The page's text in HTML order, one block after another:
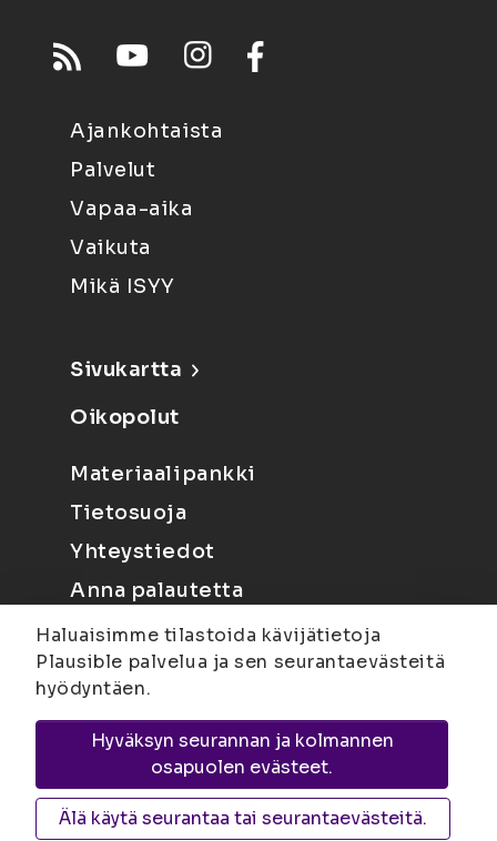
Ajankohtaista
Palvelut
Vapaa-aika
Vaikuta
Mikä ISYY
Sivukartta
Oikopolut
Materiaalipankki
Tietosuoja
Yhteystiedot
Anna palautetta
Joensuu
Suvantokatu 6, 80100 Joensuu |
KuopioYliopistonranta 15, PL 1627, 70211
Kuopio
Haluaisimme tilastoida kävijätietoja
Plausible palvelua ja sen seurantaevästeitä
hyödyntäen.
Hyväksyn seurannan ja kolmannen
osapuolen evästeet.
Älä käytä seurantaa tai seurantaevästeitä.